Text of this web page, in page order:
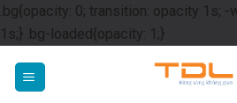
.bg{opacity: 0; transition: opacity 1s;
1s;} .bg-loaded{opacity: 1;}Skip
content